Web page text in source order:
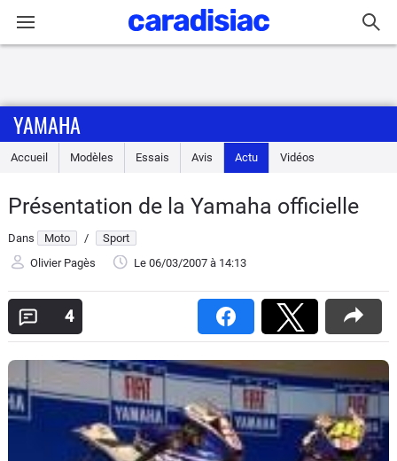
Accueil
Essais
Equipement
Avis
Scooters
&
YAMAHA
Accueil Modèles Essais Avis Actu Vidéos
Présentation de la Yamaha officielle
Dans Moto /
Sport
Olivier Pagès
Le 06/03/2007 à 14:13
4